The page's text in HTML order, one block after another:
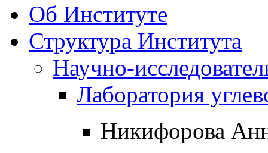
Об Институте
Структура Института
Научно-
Лаборатория
Никифорова